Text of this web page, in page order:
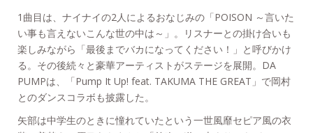
1曲目は、ナイナイの2人によるおなじみの「POISON ～言いた
い事も言えないこんな世の中は～」。リスナーとの掛け合いも
楽しみながら「最後までバカになってください！」と呼びかけ
る。その後続々と豪華アーティストがステージを展開。DA
PUMPは、「Pump It Up! feat. TAKUMA THE GREAT」で岡村
とのダンスコラボも披露した。
矢部は中学生のときに憧れていたという一世風靡セピア風の衣